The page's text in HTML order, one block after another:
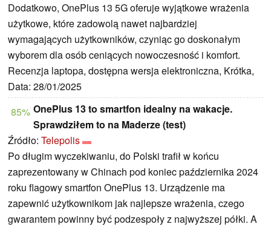
Dodatkowo, OnePlus 13 5G oferuje wyjątkowe wrażenia
użytkowe, które zadowolą nawet najbardziej
wymagających użytkowników, czyniąc go doskonałym
wyborem dla osób ceniących nowoczesność i komfort.
Recenzja laptopa, dostępna wersja elektroniczna, Krótka,
Data: 28/01/2025
85% OnePlus 13 to smartfon idealny na wakacje.
Sprawdziłem to na Maderze (test)
Źródło: Telepolis
Po długim wyczekiwaniu, do Polski trafił w końcu
zaprezentowany w Chinach pod koniec października 2024
roku flagowy smartfon OnePlus 13. Urządzenie ma
zapewnić użytkownikom jak najlepsze wrażenia, czego
gwarantem powinny być podzespoły z najwyższej półki. A